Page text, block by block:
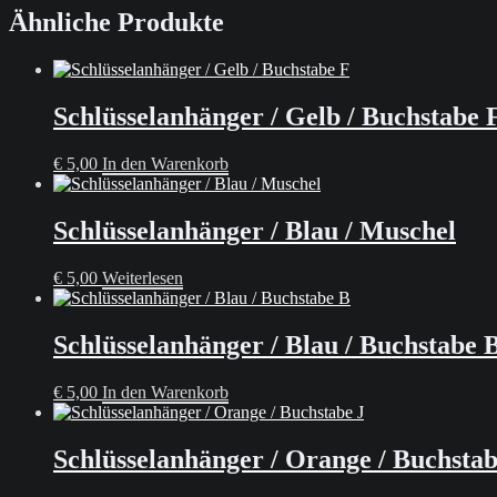
Ähnliche Produkte
Schlüsselanhänger / Gelb / Buchstabe
€ 5,00 In den Warenkorb
Schlüsselanhänger / Blau / Muschel
€ 5,00 Weiterlesen
Schlüsselanhänger / Blau / Buchstabe
€ 5,00 In den Warenkorb
Schlüsselanhänger / Orange /